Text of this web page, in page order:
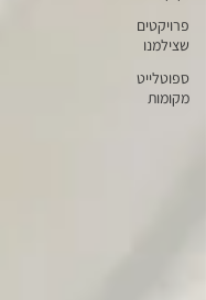
פרויקטים
שצילמנו
ספוטלייט
מקומות